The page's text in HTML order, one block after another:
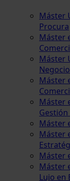
Máster
Procura
Máster
Máster
Máster
Máster
Máster
Máster
Máster
Máster
Lujo en